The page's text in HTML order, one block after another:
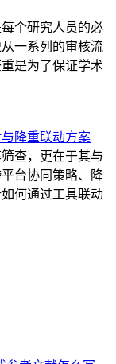
个研究人员的必
一系列的审核流
是为了保证学术
降重联动方案​​
查，更在于其与
台协同策略、降
何通过工具联动